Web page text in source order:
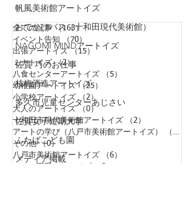
帆風美術館アートイズ
おでかけバス（十和田現代美術館）
NAGOMI MINDアートイズ
佐貫 巧のお仕事
枝梅酒造アートイズ
多久市児童センターあじさい
佐賀女子短期大学
ふたばこども園
メディア掲載
全ての記事 （163）163件の記事
イベント告知
（70）
出張アートイズ （15）
15件の記事
ミナトイズ （2）2件の記事
八食センターアートイズ
（5）
幼稚園アートイズ （25）
小学校アートイズ （2）
2件の記事
大人のアートイズ
（0）0件の記事
十和田市現代美術館アートイズ
（2）
アートの学び（八戸市美術館アートイズ）
（0）
その他 （0） 0件の記事
八戸市美術館アートイズ
（6）